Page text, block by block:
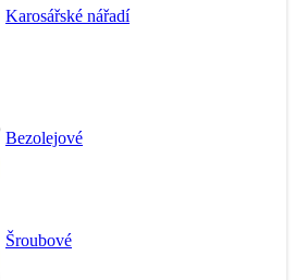
Karosářské nářadí
Bezolejové
Šroubové